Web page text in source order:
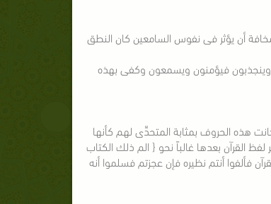
أن يؤثر فى نفوس السامعين كان النطق
فيؤمنون ويسمعون وكفى بهذه
هذه الحروف بمثابة المتحدِّى لهم كأنها
القرآن بعدها غالباً نحو { الم ذلك الكتاب
فألفوا أنتم نظيره فإن عجزتم فسلموا أنه